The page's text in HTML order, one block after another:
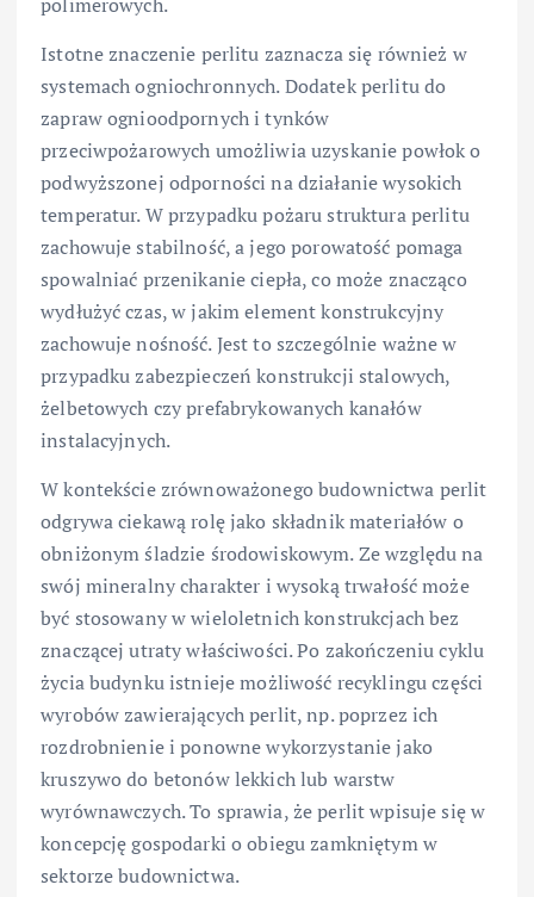
Istotne znaczenie perlitu zaznacza się również w
systemach ogniochronnych. Dodatek perlitu do
zapraw ognioodpornych i tynków
przeciwpożarowych umożliwia uzyskanie powłok o
podwyższonej odporności na działanie wysokich
temperatur. W przypadku pożaru struktura perlitu
zachowuje stabilność, a jego porowatość pomaga
spowalniać przenikanie ciepła, co może znacząco
wydłużyć czas, w jakim element konstrukcyjny
zachowuje nośność. Jest to szczególnie ważne w
przypadku zabezpieczeń konstrukcji stalowych,
żelbetowych czy prefabrykowanych kanałów
instalacyjnych.
W kontekście zrównoważonego budownictwa perlit
odgrywa ciekawą rolę jako składnik materiałów o
obniżonym śladzie środowiskowym. Ze względu na
swój mineralny charakter i wysoką trwałość może
być stosowany w wieloletnich konstrukcjach bez
znaczącej utraty właściwości. Po zakończeniu cyklu
życia budynku istnieje możliwość recyklingu części
wyrobów zawierających perlit, np. poprzez ich
rozdrobnienie i ponowne wykorzystanie jako
kruszywo do betonów lekkich lub warstw
wyrównawczych. To sprawia, że perlit wpisuje się w
koncepcję gospodarki o obiegu zamkniętym w
sektorze budownictwa.